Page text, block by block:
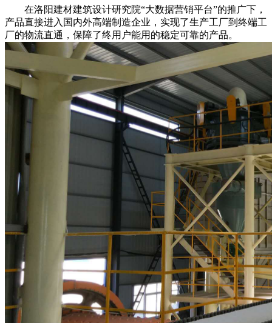
在洛阳建材建筑设计研究院“大数据营销平台”的推广下，
产品直接进入国内外高端制造企业，实现了生产工厂到终端工
厂的物流直通，保障了终用户能用的稳定可靠的产品。